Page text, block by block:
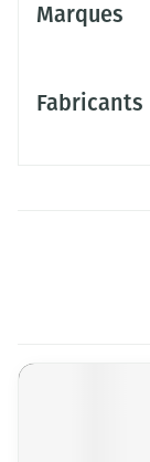
Marques
Fabricants